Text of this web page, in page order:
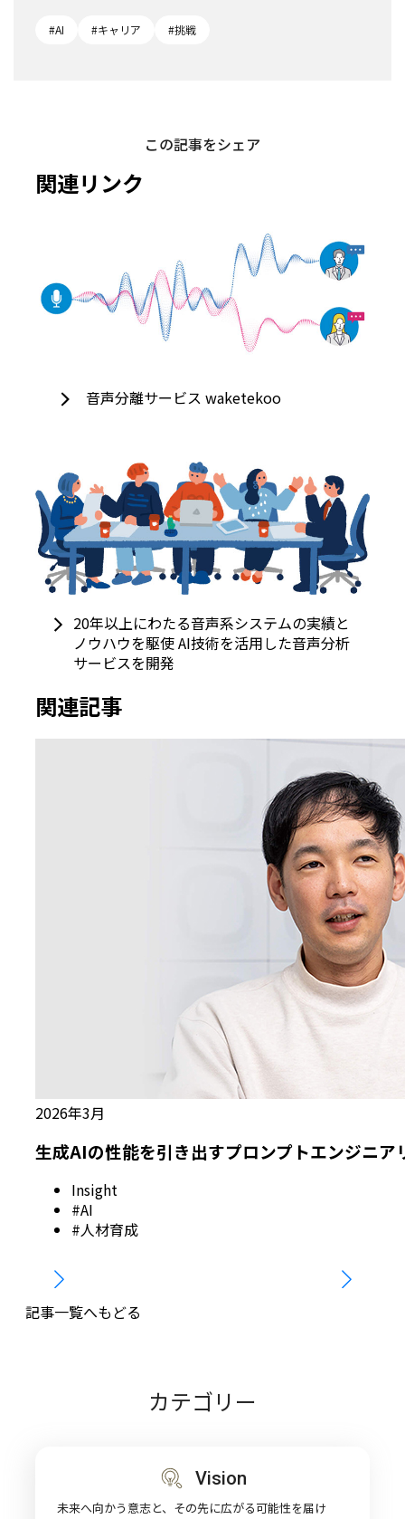
#AI #キャリア #挑戦
この記事をシェア
関連リンク
音声分離サービス waketekoo
20年以上にわたる音声系システムの実績と
ノウハウを駆使 AI技術を活用した音声分析
サービスを開発
関連記事
2026年3月
生成AIの性能を引き出すプロンプトエンジニア
Insight
#AI
#人材育成
記事一覧へもどる
カテゴリー
Vision
未来へ向かう意志と、その先に広がる可能性を届け